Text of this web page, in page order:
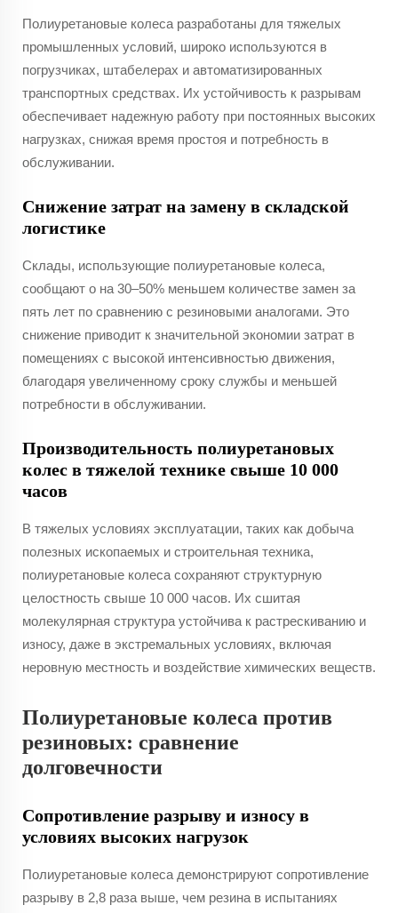
Полиуретановые колеса разработаны для тяжелых
промышленных условий, широко используются в
погрузчиках, штабелерах и автоматизированных
транспортных средствах. Их устойчивость к разрывам
обеспечивает надежную работу при постоянных высоких
нагрузках, снижая время простоя и потребность в
обслуживании.
Снижение затрат на замену в складской
логистике
Склады, использующие полиуретановые колеса,
сообщают о на 30–50% меньшем количестве замен за
пять лет по сравнению с резиновыми аналогами. Это
снижение приводит к значительной экономии затрат в
помещениях с высокой интенсивностью движения,
благодаря увеличенному сроку службы и меньшей
потребности в обслуживании.
Производительность полиуретановых
колес в тяжелой технике свыше 10 000
часов
В тяжелых условиях эксплуатации, таких как добыча
полезных ископаемых и строительная техника,
полиуретановые колеса сохраняют структурную
целостность свыше 10 000 часов. Их сшитая
молекулярная структура устойчива к растрескиванию и
износу, даже в экстремальных условиях, включая
неровную местность и воздействие химических веществ.
Полиуретановые колеса против
резиновых: сравнение
долговечности
Сопротивление разрыву и износу в
условиях высоких нагрузок
Полиуретановые колеса демонстрируют сопротивление
разрыву в 2,8 раза выше, чем резина в испытаниях